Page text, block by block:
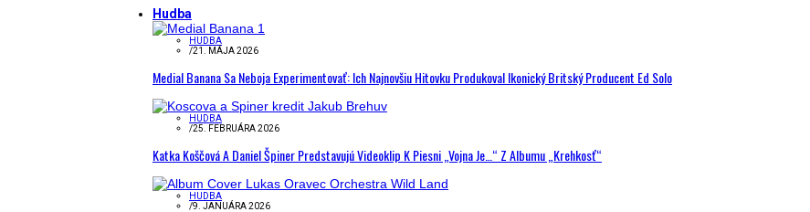
Hudba
HUDBA
/21. MÁJA 2026
Medial Banana Sa Neboja Experimentovať: Ich Najnovšiu Hitovku Produkoval Ikonický Britský Producent Ed Solo
HUDBA
/25. FEBRUÁRA 2026
Katka Koščová A Daniel Špiner Predstavujú Videoklip K Piesni „Vojna Je…“ Z Albumu „Krehkosť“
HUDBA
/9. JANUÁRA 2026